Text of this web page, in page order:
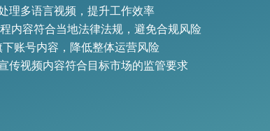
理多语言视频，提升工作效率
程内容符合当地法律法规，避免合规风险
下账号内容，降低整体运营风险
传视频内容符合目标市场的监管要求